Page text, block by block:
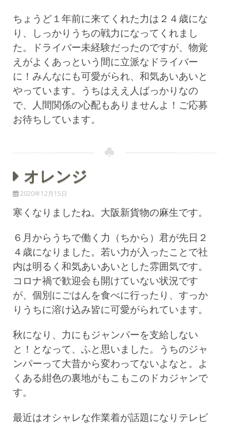
ちょうど１年前に来てくれた力は２４歳にな
り、しっかりうちの戦力になってくれまし
た。ドライバー未経験だったのですが、物覚
えがよくあっという間に立派なドライバー
に！みんなにも可愛がられ、和気あいあいと
やっています。うちはええ人ばっかりなの
で、人間関係の心配もありませんよ！ご応募
お待ちしています。
オレンジ
2020年12月15日
寒くなりましたね。大阪新貨物の麻生です。
６月からうちで働く力（ちから）君が先日２
４歳になりました。若い力が入ったことで社
内は明るく和気あいあいとした雰囲気です。
コロナ禍で歓迎会も開けていない状況です
が、個別にごはんを食べに行ったり、すっか
りうちに溶け込み皆に可愛がられています。
秋になり、力にもジャンパーを支給しない
と！となって、ふと思いました。うちのジャ
ンパーって大昔から変わってないよなと。よ
くある紺色の裏地がもこもこのドカジャンで
す。
最近はオシャレな作業着が話題になりテレビ